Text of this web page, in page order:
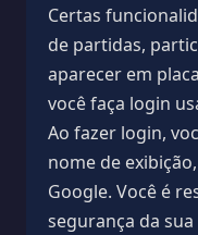
Certas
de partidas,
aparecer em
você faça login
Ao fazer login,
nome de
Google. Você é
segurança da